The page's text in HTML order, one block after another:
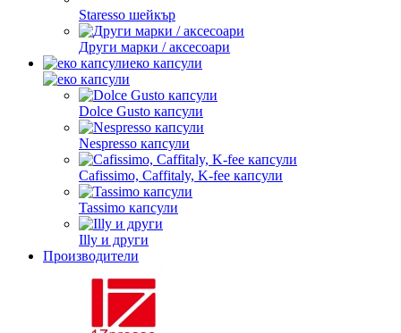
Staresso шейкър
Други марки / аксесоари
еко капсули
Dolce Gusto капсули
Nespresso капсули
Cafissimo, Caffitaly, K-fee капсули
Tassimo капсули
Illy и други
Производители